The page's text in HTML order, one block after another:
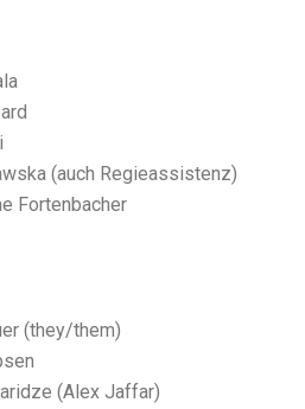
(auch Regieassistenz)
Fortenbacher
(they/them)
(Alex Jaffar)